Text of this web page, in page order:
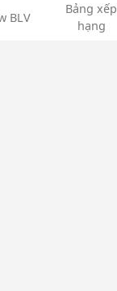
BLV
Bảng xếp
hạng